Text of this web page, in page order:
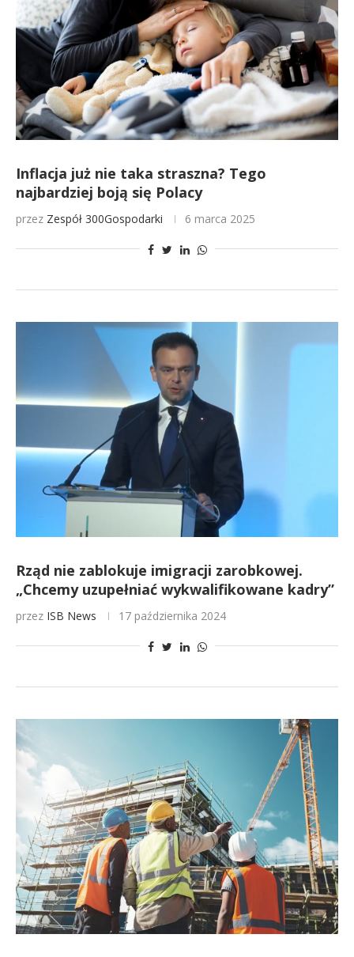
Inflacja już nie taka straszna? Tego
najbardziej boją się Polacy
przez Zespół 300Gospodarki 6 marca 2025
Rząd nie zablokuje imigracji zarobkowej.
„Chcemy uzupełniać wykwalifikowane kadry”
przez ISB News 17 października 2024